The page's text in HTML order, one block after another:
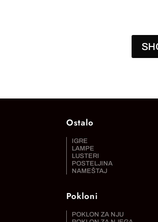
Ostalo
IGRE
LAMPE
LUSTERI
POSTELJINA
NAMEŠTAJ
Pokloni
POKLON ZA NJU